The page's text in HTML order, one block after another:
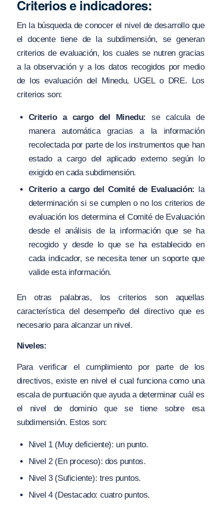
Criterios e indicadores:
En la búsqueda de conocer el nivel de desarrollo que
el docente tiene de la subdimensión, se generan
criterios de evaluación, los cuales se nutren gracias
a la observación y a los datos recogidos por medio
de los evaluación del Minedu, UGEL o DRE. Los
criterios son:
Criterio a cargo del Minedu:se calcula de
manera automática gracias a la información
recolectada por parte de los instrumentos que han
estado a cargo del aplicado externo según lo
exigido en cada subdimensión.
Criterio a cargo del Comité de Evaluación: la
determinación si se cumplen o no los criterios de
evaluación los determina el Comité de Evaluación
desde el análisis de la información que se ha
recogido y desde lo que se ha establecido en
cada indicador, se necesita tener un soporte que
valide esta información.
En otras palabras, los criterios son aquellas
característica del desempeño del directivo que es
necesario para alcanzar un nivel.
Niveles:
Para verificar el cumplimiento por parte de los
directivos, existe en nivel el cual funciona como una
escala de puntuación que ayuda a determinar cuál es
el nivel de dominio que se tiene sobre esa
subdimensión. Estos son:
Nivel 1 (Muy deficiente): un punto.
Nivel 2 (En proceso): dos puntos.
Nivel 3 (Suficiente): tres puntos.
Nivel 4 (Destacado: cuatro puntos.